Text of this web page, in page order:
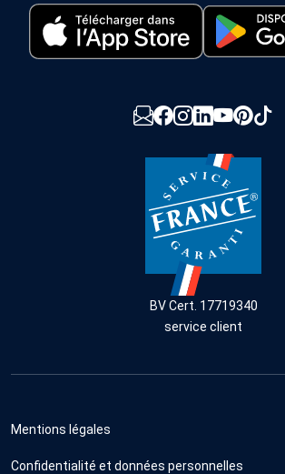
BV Cert. 17719340
service client
Mentions légales
Confidentialité et données personnelles